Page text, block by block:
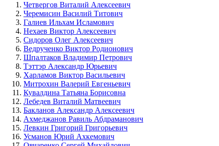
Четвергов Виталий Алексеевич
Черемисин Василий Титович
Галиев Ильхам Исламович
Нехаев Виктор Алексеевич
Сидоров Олег Алексеевич
Ведрученко Виктор Родионович
Шпалтаков Владимир Петрович
Тэттэр Александр Юрьевич
Харламов Виктор Васильевич
Митрохин Валерий Евгеньевич
Кувалдина Татьяна Борисовна
Лебедев Виталий Матвеевич
Бакланов Александр Алексеевич
Ахмеджанов Равиль Абдраманович
Левкин Григорий Григорьевич
Усманов Юрий Ахкемович